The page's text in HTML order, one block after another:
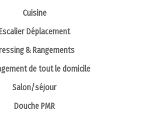
Cuisine
Escalier Déplacement
& Rangements
de tout le domicile
Salon/séjour
Douche PMR